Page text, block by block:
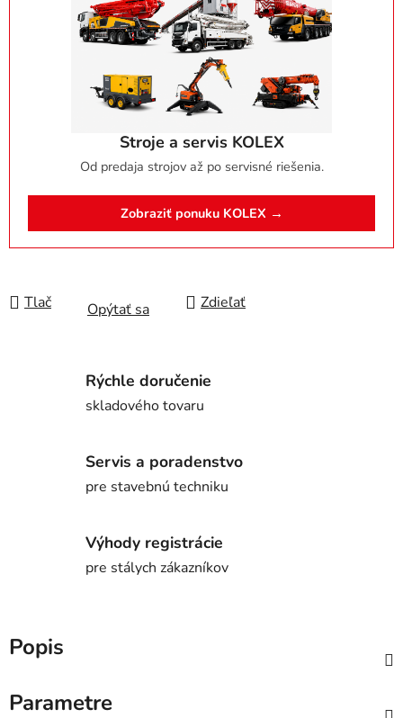
Stroje a servis KOLEX
Od predaja strojov až po servisné riešenia.
Zobraziť ponuku KOLEX →
Tlač Opýtať sa Zdieľať
Rýchle doručenie
skladového tovaru
Servis a poradenstvo
pre stavebnú techniku
Výhody registrácie
pre stálych zákazníkov
Popis
Parametre